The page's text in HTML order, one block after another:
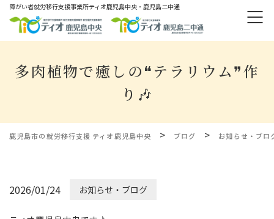
障がい者就労移⾏⽀援事業所ティオ⿅児島中央・鹿児島二中通
多肉植物で癒しの❝テラリウム❞作
り🎶
鹿児島市の就労移行支援 ティオ鹿児島中央 > ブログ > お知らせ・ブロ
2026/01/24 お知らせ・ブログ